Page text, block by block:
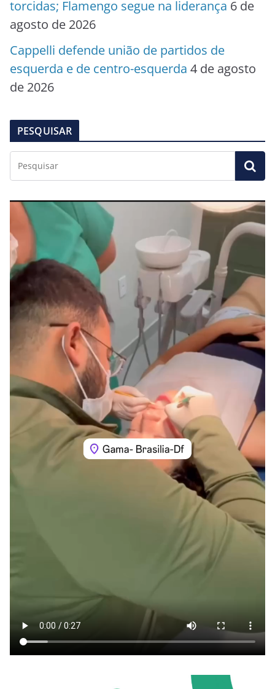
torcidas; Flamengo segue na liderança 6 de
agosto de 2026
Cappelli defende união de partidos de
esquerda e de centro-esquerda 4 de agosto
de 2026
PESQUISAR